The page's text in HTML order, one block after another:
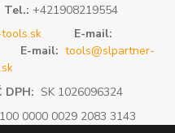
Tel.: +421908219554
E-mail:
E-mail: tools@slpartner-
DPH: SK 1026096324
0000 0029 2083 3143